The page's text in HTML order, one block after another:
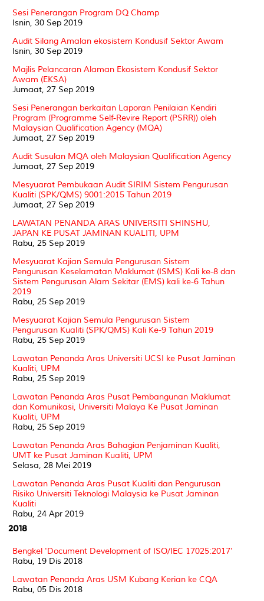
Sesi Penerangan Program DQ Champ
Isnin, 30 Sep 2019
Audit Silang Amalan ekosistem Kondusif Sektor Awam
Isnin, 30 Sep 2019
Majlis Pelancaran Alaman Ekosistem Kondusif Sektor
Awam (EKSA)
Jumaat, 27 Sep 2019
Sesi Penerangan berkaitan Laporan Penilaian Kendiri
Program (Programme Self-Revire Report (PSRR)) oleh
Malaysian Qualification Agency (MQA)
Jumaat, 27 Sep 2019
Audit Susulan MQA oleh Malaysian Qualification Agency
Jumaat, 27 Sep 2019
Mesyuarat Pembukaan Audit SIRIM Sistem Pengurusan
Kualiti (SPK/QMS) 9001:2015 Tahun 2019
Jumaat, 27 Sep 2019
LAWATAN PENANDA ARAS UNIVERSITI SHINSHU,
JAPAN KE PUSAT JAMINAN KUALITI, UPM
Rabu, 25 Sep 2019
Mesyuarat Kajian Semula Pengurusan Sistem
Pengurusan Keselamatan Maklumat (ISMS) Kali ke-8 dan
Sistem Pengurusan Alam Sekitar (EMS) kali ke-6 Tahun
2019
Rabu, 25 Sep 2019
Mesyuarat Kajian Semula Pengurusan Sistem
Pengurusan Kualiti (SPK/QMS) Kali Ke-9 Tahun 2019
Rabu, 25 Sep 2019
Lawatan Penanda Aras Universiti UCSI ke Pusat Jaminan
Kualiti, UPM
Rabu, 25 Sep 2019
Lawatan Penanda Aras Pusat Pembangunan Maklumat
dan Komunikasi, Universiti Malaya Ke Pusat Jaminan
Kualiti, UPM
Rabu, 25 Sep 2019
Lawatan Penanda Aras Bahagian Penjaminan Kualiti,
UMT ke Pusat Jaminan Kualiti, UPM
Selasa, 28 Mei 2019
Lawatan Penanda Aras Pusat Kualiti dan Pengurusan
Risiko Universiti Teknologi Malaysia ke Pusat Jaminan
Kualiti
Rabu, 24 Apr 2019
2018
Bengkel 'Document Development of ISO/IEC 17025:2017'
Rabu, 19 Dis 2018
Lawatan Penanda Aras USM Kubang Kerian ke CQA
Rabu, 05 Dis 2018